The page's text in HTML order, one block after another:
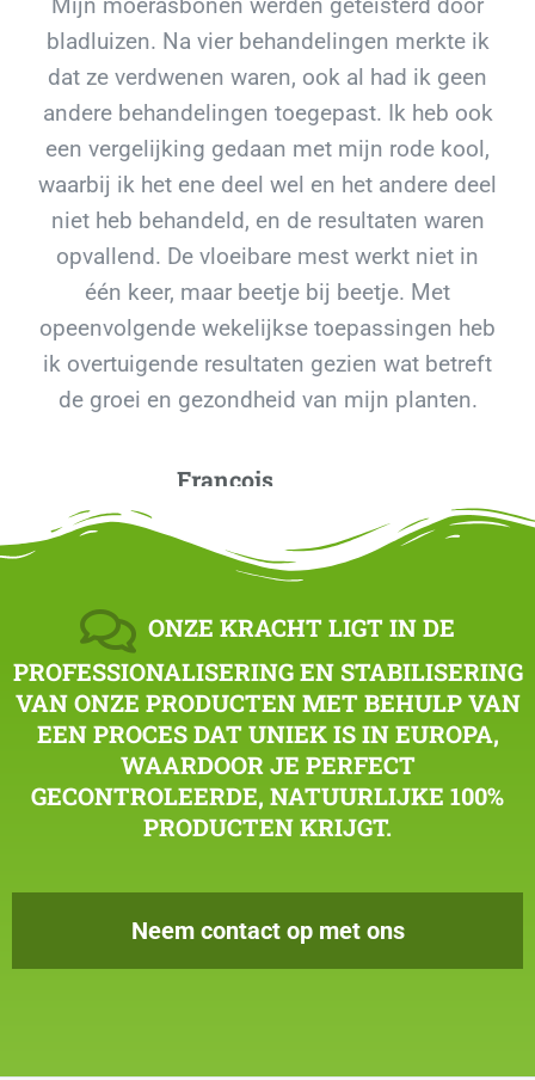
Mijn moerasbonen werden geteisterd door
bladluizen. Na vier behandelingen merkte ik
dat ze verdwenen waren, ook al had ik geen
andere behandelingen toegepast. Ik heb ook
een vergelijking gedaan met mijn rode kool,
waarbij ik het ene deel wel en het andere deel
niet heb behandeld, en de resultaten waren
opvallend. De vloeibare mest werkt niet in
één keer, maar beetje bij beetje. Met
opeenvolgende wekelijkse toepassingen heb
ik overtuigende resultaten gezien wat betreft
de groei en gezondheid van mijn planten.
François
ONZE KRACHT LIGT IN DE
PROFESSIONALISERING EN STABILISERING
VAN ONZE PRODUCTEN MET BEHULP VAN
EEN PROCES DAT UNIEK IS IN EUROPA,
WAARDOOR JE PERFECT
GECONTROLEERDE, NATUURLIJKE 100%
PRODUCTEN KRIJGT.
Neem contact op met ons